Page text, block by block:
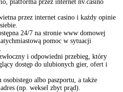
platforma przez internet nv.casino
przez internet casino i każdy opinie
24/7 na stronie www domowej
pomoc w sytuacji
i odpowiedni przebieg, który
dostęp do ulubionych gier, ofert i
albo paszportu, a także
(np. weksel zbyt prąd).